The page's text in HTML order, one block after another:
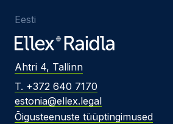
Eesti
Ahtri 4, Tallinn
T. +372 640 7170
estonia@ellex.legal
Õigusteenuste tüüptingimused